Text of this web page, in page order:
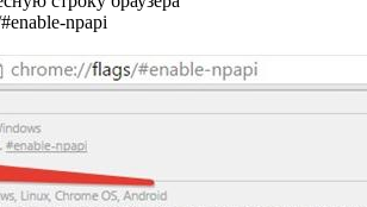
npapi